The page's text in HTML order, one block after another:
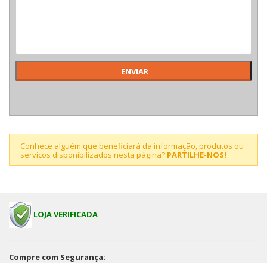
Conhece alguém que beneficiará da informação, produtos ou
serviços disponibilizados nesta página? PARTILHE-NOS!
LOJA VERIFICADA
Compre com Segurança: